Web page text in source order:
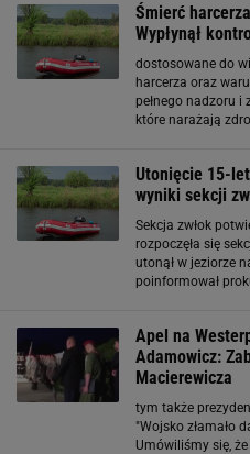
Śmierć
Wypłynął
dostosowane do
harcerza oraz
pełnego nadzoru i
które narażają
Utonięcie 15-
wyniki sekcji
Sekcja zwłok
rozpoczęła się
utonął w jeziorze
poinformował
Apel na
Adamowicz:
Macierewicza
tym także
"Wojsko złamało
Umówiliśmy się,